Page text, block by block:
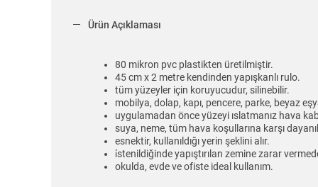
Ürün Açıklaması
80 mikron pvc plastikten üretilmiştir.
45 cm x 2 metre kendinden yapışkanlı rulo.
tüm yüzeyler için koruyucudur, silinebilir.
mobilya, dolap, kapı, pencere, parke, beyaz
uygulamadan önce yüzeyi ıslatmanız hava
suya, neme, tüm hava koşullarına karşı
esnektir, kullanıldığı yerin şeklini alır.
i̇stenildiğinde yapıştırılan zemine zarar
okulda, evde ve ofiste ideal kullanım.